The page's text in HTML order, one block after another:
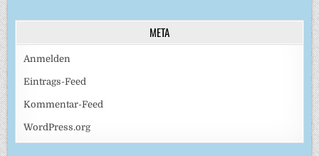
META
Anmelden
Eintrags-Feed
Kommentar-Feed
WordPress.org